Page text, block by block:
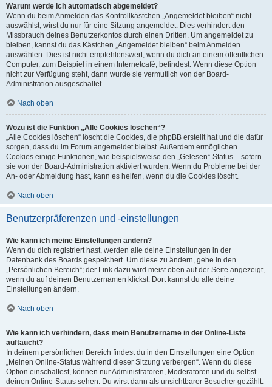
Warum werde ich automatisch abgemeldet?
Wenn du beim Anmelden das Kontrollkästchen „Angemeldet bleiben“ nicht
auswählst, wirst du nur für eine Sitzung angemeldet. Dies verhindert den
Missbrauch deines Benutzerkontos durch einen Dritten. Um angemeldet zu
bleiben, kannst du das Kästchen „Angemeldet bleiben“ beim Anmelden
auswählen. Dies ist nicht empfehlenswert, wenn du dich an einem öffentlichen
Computer, zum Beispiel in einem Internetcafé, befindest. Wenn diese Option
nicht zur Verfügung steht, dann wurde sie vermutlich von der Board-
Administration ausgeschaltet.
Nach oben
Wozu ist die Funktion „Alle Cookies löschen“?
„Alle Cookies löschen“ löscht die Cookies, die phpBB erstellt hat und die dafür
sorgen, dass du im Forum angemeldet bleibst. Außerdem ermöglichen
Cookies einige Funktionen, wie beispielsweise den „Gelesen“-Status – sofern
sie von der Board-Administration aktiviert wurden. Wenn du Probleme bei der
An- oder Abmeldung hast, kann es helfen, wenn du die Cookies löscht.
Nach oben
Benutzerpräferenzen und -einstellungen
Wie kann ich meine Einstellungen ändern?
Wenn du dich registriert hast, werden alle deine Einstellungen in der
Datenbank des Boards gespeichert. Um diese zu ändern, gehe in den
„Persönlichen Bereich“; der Link dazu wird meist oben auf der Seite angezeigt,
wenn du auf deinen Benutzernamen klickst. Dort kannst du alle deine
Einstellungen ändern.
Nach oben
Wie kann ich verhindern, dass mein Benutzername in der Online-Liste
auftaucht?
In deinem persönlichen Bereich findest du in den Einstellungen eine Option
„Meinen Online-Status während dieser Sitzung verbergen“. Wenn du diese
Option einschaltest, können nur Administratoren, Moderatoren und du selbst
deinen Online-Status sehen. Du wirst dann als unsichtbarer Besucher gezählt.